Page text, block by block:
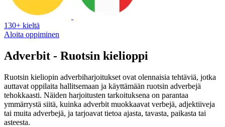
130+ kieltä
Aloita oppiminen
Adverbit - Ruotsin kielioppi
Ruotsin kieliopin adverbiharjoitukset ovat olennaisia tehtäviä, jotka
auttavat oppilaita hallitsemaan ja käyttämään ruotsin adverbejä
tehokkaasti. Näiden harjoitusten tarkoituksena on parantaa
ymmärrystä siitä, kuinka adverbit muokkaavat verbejä, adjektiiveja
tai muita adverbejä, ja tarjoavat tietoa ajasta, tavasta, paikasta tai
asteesta.